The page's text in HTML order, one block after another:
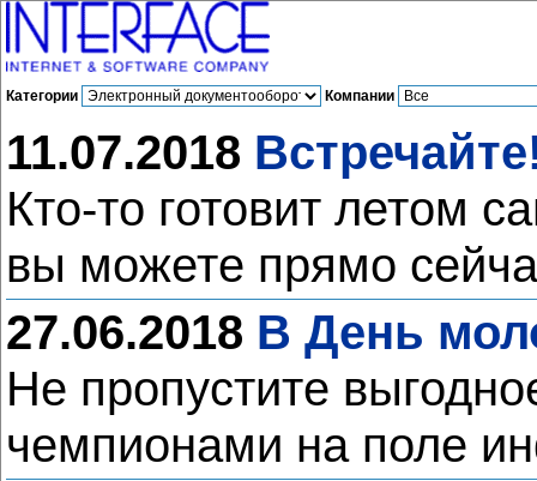
Категории Компании
11.07.2018
Кто-то готовит летом
вы можете прямо
27.06.2018 В День
Не пропустите
чемпионами на поле